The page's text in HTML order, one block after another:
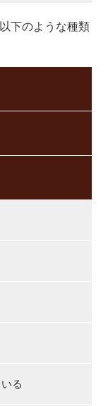
下のような種類
る